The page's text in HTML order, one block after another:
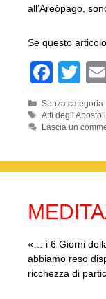
all’Areòpago,
Se questo
F
c
b
o
T
wi
tt
Categorie
Senza categoria
Tag
Atti degli
Lascia un
«… i 6 Giorni
abbiamo reso
ricchezza di